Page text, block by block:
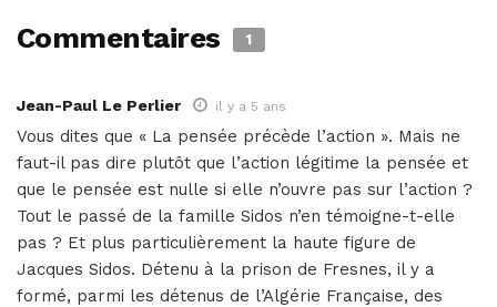
Commentaires 1
Jean-Paul Le Perlier il y a 5 ans
Vous dites que « La pensée précède l’action ». Mais ne
faut-il pas dire plutôt que l’action légitime la pensée et
que le pensée est nulle si elle n’ouvre pas sur l’action ?
Tout le passé de la famille Sidos n’en témoigne-t-elle
pas ? Et plus particulièrement la haute figure de
Jacques Sidos. Détenu à la prison de Fresnes, il y a
formé, parmi les détenus de l’Algérie Française, des